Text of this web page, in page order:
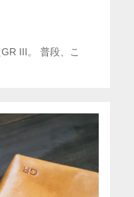
III。 普段、こ